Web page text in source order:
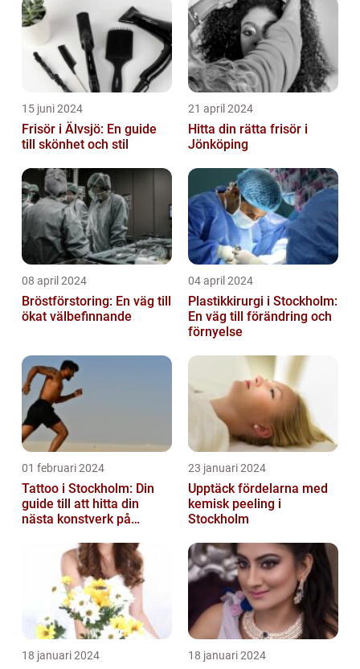
15 juni 2024
Frisör i Älvsjö: En guide
till skönhet och stil
21 april 2024
Hitta din rätta frisör i
Jönköping
08 april 2024
Bröstförstoring: En väg till
ökat välbefinnande
04 april 2024
Plastikkirurgi i Stockholm:
En väg till förändring och
förnyelse
01 februari 2024
Tattoo i Stockholm: Din
guide till att hitta din
nästa konstverk på
23 januari 2024
Upptäck fördelarna med
kemisk peeling i
Stockholm
18 januari 2024 18 januari 2024